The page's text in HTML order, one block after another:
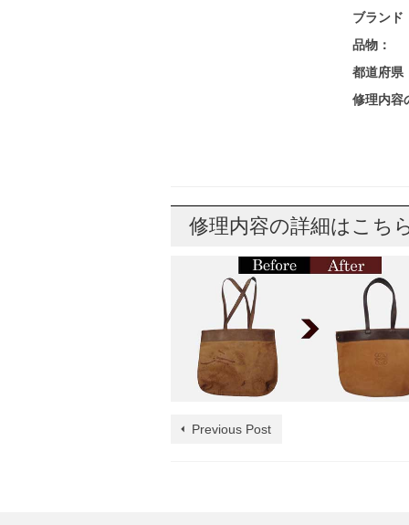
ブランド
品物：
都道府県
修理内容
修理内容の詳細はこち
Previous Post